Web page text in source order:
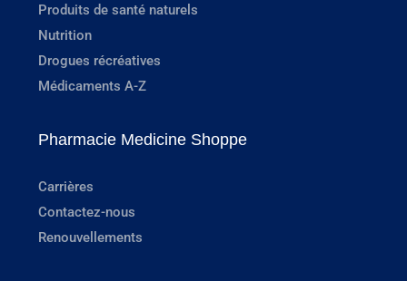
Produits de santé naturels
Nutrition
Drogues récréatives
Médicaments A-Z
Pharmacie Medicine Shoppe
Carrières
Contactez-nous
Renouvellements